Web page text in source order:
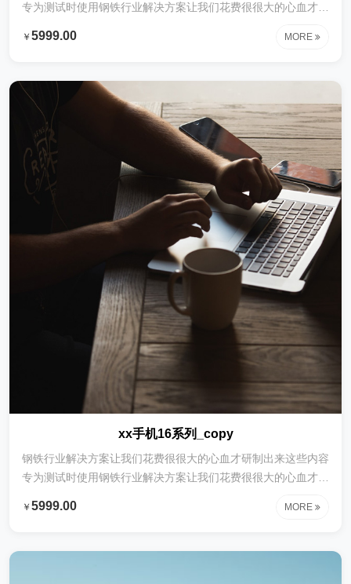
专为测试时使用钢铁行业解决方案让我们花费很很大的心血才研
钢铁行业解决方案让我们花费很很大的心血才研制出来这些内容
专为测试时使用钢铁行业解决方案让我们花费很很大的心血才研
制出来这些内容专为测试时使用
￥ 5999.00 MORE
xx手机16系列_copy
钢铁行业解决方案让我们花费很很大的心血才研制出来这些内容
专为测试时使用钢铁行业解决方案让我们花费很很大的心血才研
钢铁行业解决方案让我们花费很很大的心血才研制出来这些内容
￥ 5999.00 MORE